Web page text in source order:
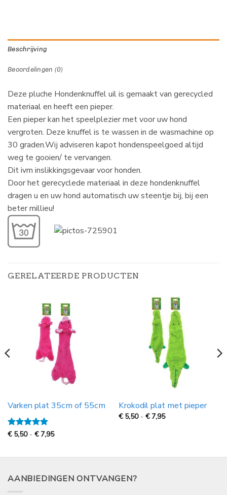
Beschrijving
Beoordelingen (0)
Deze pluche Hondenknuffel uil is gemaakt van gerecycled
materiaal en heeft een pieper.
Een pieper kan het speelplezier met voor uw hond
vergroten. Deze knuffel is te wassen in de wasmachine op
30 graden.Wij adviseren kapot hondenspeelgoed altijd
weg te gooien/ te vervangen.
Dit ivm inslikkingsgevaar voor honden.
Door het gerecyclede materiaal in deze hondenknuffel
dragen u en uw hond automatisch uw steentje bij, bij een
beter millieu!
GERELATEERDE PRODUCTEN
Varken plat 35cm of 55cm
Gewaardeerd
€ 5,50 - € 7,95Prijsklasse:
€
Krokodil plat met pieper
€ 5,50 - € 7,95Prijsklasse:
AANBIEDINGEN ONTVANGEN?